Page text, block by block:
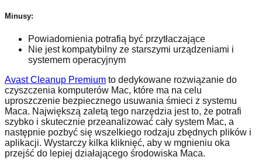
Minusy:
Powiadomienia potrafią być przytłaczające
Nie jest kompatybilny ze starszymi urządzeniami i
systemem operacyjnym
Avast Cleanup Premium to dedykowane rozwiązanie do
czyszczenia komputerów Mac, które ma na celu
uproszczenie bezpiecznego usuwania śmieci z systemu
Maca. Największą zaletą tego narzędzia jest to, że potrafi
szybko i skutecznie przeanalizować cały system Mac, a
następnie pozbyć się wszelkiego rodzaju zbędnych plików i
aplikacji. Wystarczy kilka kliknięć, aby w mgnieniu oka
przejść do lepiej działającego środowiska Maca.